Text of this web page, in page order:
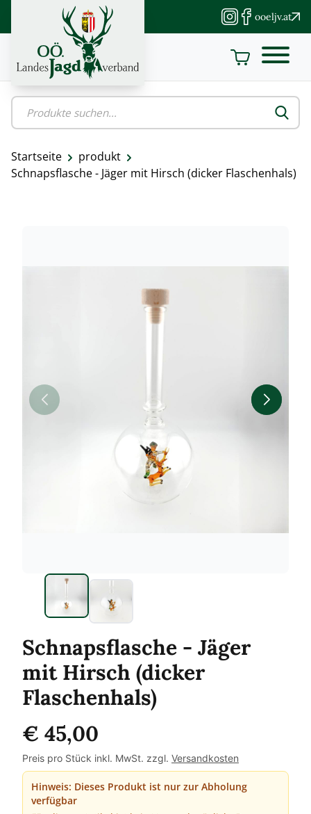
ooeljv.at
Pfadnavigation
Startseite
produkt
Schnapsflasche - Jäger mit Hirsch (dicker Flaschenhals)
Schnapsflasche - Jäger
mit Hirsch (dicker
Flaschenhals)
€ 45,00
Preis pro Stück inkl. MwSt. zzgl. Versandkosten
Hinweis: Dieses Produkt ist nur zur Abholung
verfügbar